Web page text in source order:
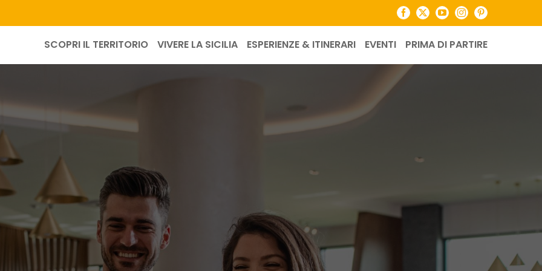
Facebook
X YouTubeInstagramPinterest
SCOPRI IL TERRITORIO VIVERE LA SICILIA ESPERIENZE & ITINERARI EVENTI PRIMA DI PARTIRE